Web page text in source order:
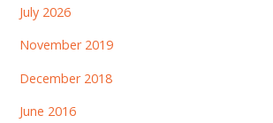
July 2026
November 2019
December 2018
June 2016